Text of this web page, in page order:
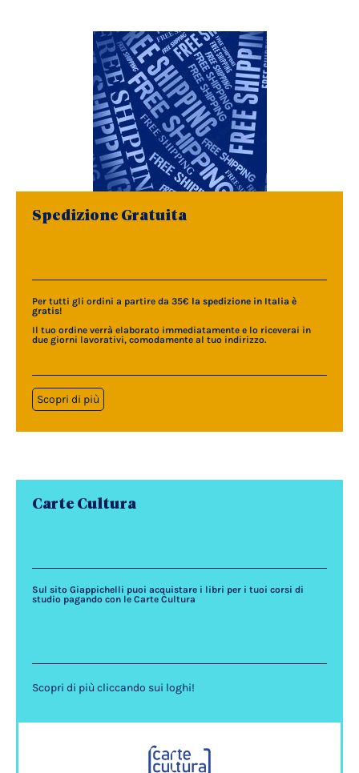
Spedizione Gratuita
Per tutti gli ordini a partire da 35€ la spedizione in Italia è
gratis!
Il tuo ordine verrà elaborato immediatamente e lo riceverai in
due giorni lavorativi, comodamente al tuo indirizzo.
Scopri di più
Carte Cultura
Sul sito Giappichelli puoi acquistare i libri per i tuoi corsi di
studio pagando con le Carte Cultura
Scopri di più cliccando sui loghi!